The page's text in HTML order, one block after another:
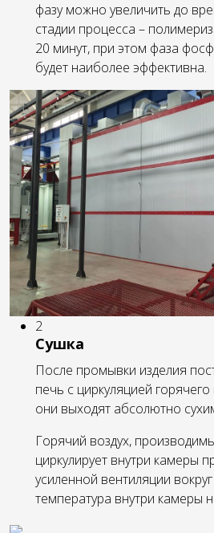
фазу можно увеличить до
стадии процесса –
20 минут, при этом фаза
будет наиболее эффективна.
2
Сушка
После промывки изделия
печь с циркуляцией
они выходят абсолютно
Горячий воздух,
циркулирует внутри камеры
усиленной вентиляции
температура внутри камеры